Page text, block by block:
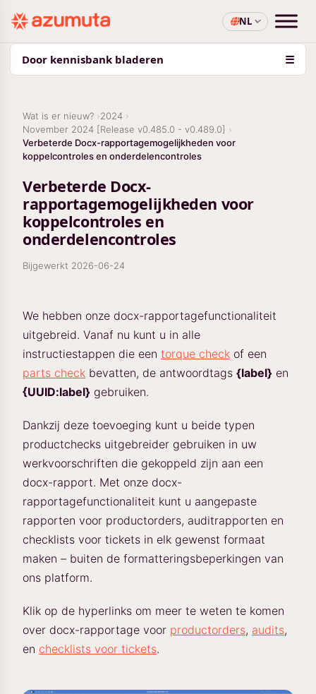
NL
Door kennisbank bladeren ☰
Wat is er nieuw?
2024
November 2024 [Release v0.485.0 - v0.489.0]
Verbeterde Docx-rapportagemogelijkheden voor
koppelcontroles en onderdelencontroles
Verbeterde Docx-
rapportagemogelijkheden voor
koppelcontroles en
onderdelencontroles
Bijgewerkt 2026-06-24
We hebben onze docx-rapportagefunctionaliteit
uitgebreid. Vanaf nu kunt u in alle
instructiestappen die een torque check of een
parts check bevatten, de antwoordtags {label} en
{UUID:label} gebruiken.
Dankzij deze toevoeging kunt u beide typen
productchecks uitgebreider gebruiken in uw
werkvoorschriften die gekoppeld zijn aan een
docx-rapport. Met onze docx-
rapportagefunctionaliteit kunt u aangepaste
rapporten voor productorders, auditrapporten en
checklists voor tickets in elk gewenst formaat
maken – buiten de formatteringsbeperkingen van
ons platform.
Klik op de hyperlinks om meer te weten te komen
over docx-rapportage voor productorders, audits,
en checklists voor tickets.